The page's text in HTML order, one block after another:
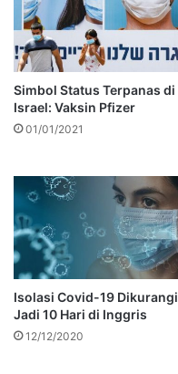
Simbol Status Terpanas di
Israel: Vaksin Pfizer
01/01/2021
Isolasi Covid-19 Dikurangi
Jadi 10 Hari di Inggris
12/12/2020